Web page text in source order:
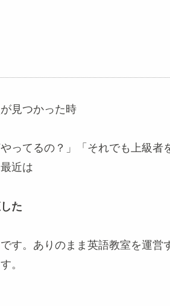
見つかった時
ってるの？」「それでも上級
近は
た
す。ありのまま英語教室を運営
。